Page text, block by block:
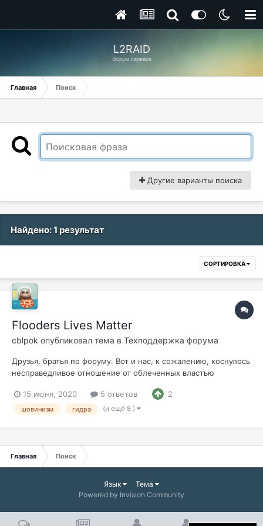
L2RAID
Форум сервера
Главная Поиск
Другие варианты поиска
Найдено: 1 результат
СОРТИРОВКА
Flooders Lives Matter
cblpok опубликовал тема в Техподдержка форума
Друзья, братья по форуму. Вот и нас, к сожалению, коснулось
несправедливое отношение от облеченных властью
всегда надеялся, что цифровой расизм обойдёт меня
стороной. Но, буквально, три дня назад, некто Морлот, под
15 июня, 2020 5 ответов 2
шовинизм гидра (и ещё 8 )
Главная Поиск
Язык
Тема
Powered by Invision Community